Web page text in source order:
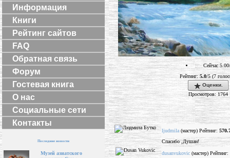
Информация
Книги
Рейтинг сайтов
FAQ
Обратная связь
Форум
Гостевая книга
О нас
Социальные сети
Контакты
Последние новости
Музей азиатского
Сейчас
Рейтинг:5.0/5 (7
Оценки.
Просмотров: 1764
ljudmila (мастер) Рейтинг:
Спасибо ,Душан!
dusanvukovic (мастер) Рейтинг: